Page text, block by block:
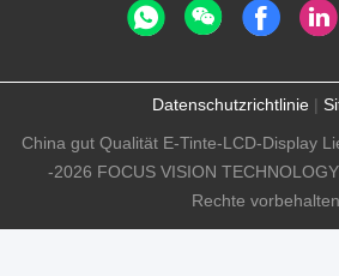
Datenschutzrichtlinie|
China gut Qualität E-Tinte-LCD-Display
-2026 FOCUS VISION
Rechte